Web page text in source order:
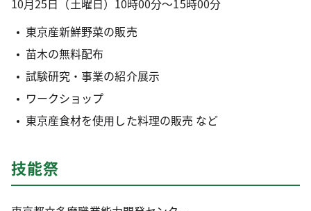
東京産新鮮野菜の販売
苗木の無料配布
試験研究・事業の紹介展示
ワークショップ
東京産食材を使用した料理の販売 など
技能祭